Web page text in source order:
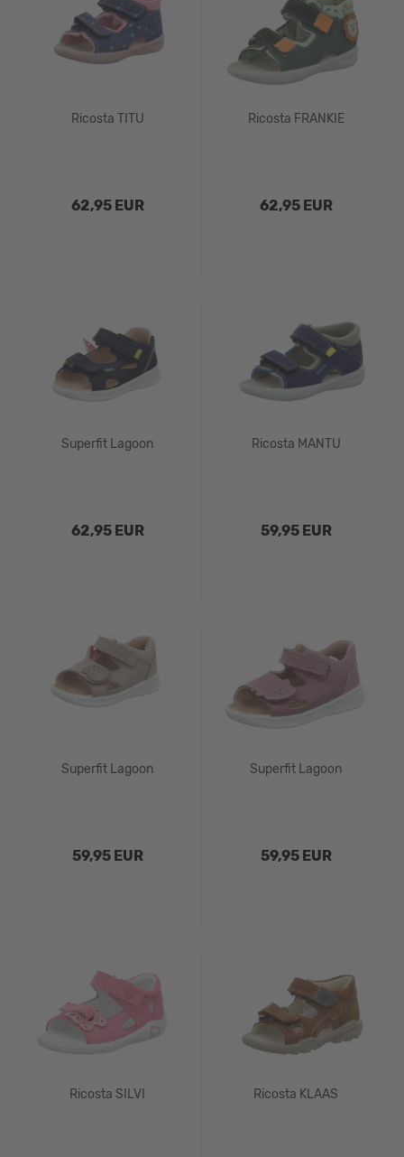
Ricosta TITU
62,95 EUR
Ricosta FRANKIE
62,95 EUR
Superfit Lagoon
62,95 EUR
Ricosta MANTU
59,95 EUR
Superfit Lagoon
59,95 EUR
Superfit Lagoon
59,95 EUR
Ricosta SILVI Ricosta KLAAS